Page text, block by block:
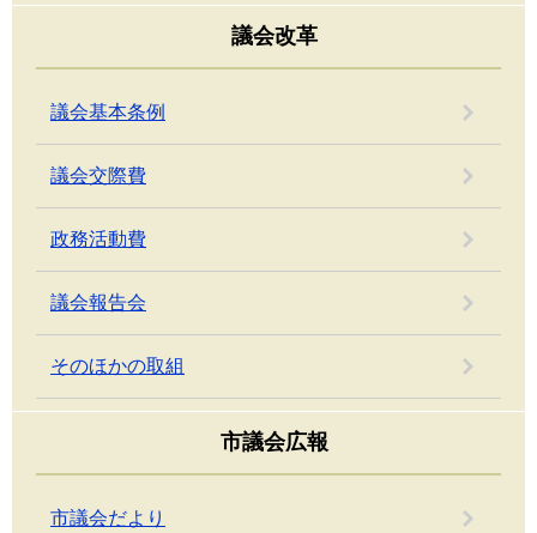
議会改革
議会基本条例
議会交際費
政務活動費
議会報告会
そのほかの取組
市議会広報
市議会だより